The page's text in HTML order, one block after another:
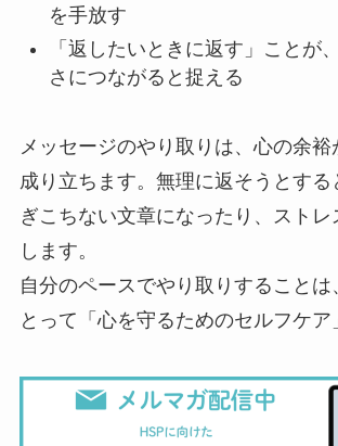
を手放す
「返したいときに返す」ことが
さにつながると捉える
メッセージのやり取りは、心の余裕
成り立ちます。無理に返そうとする
ぎこちない文章になったり、ストレ
します。
自分のペースでやり取りすることは
とって「心を守るためのセルフケア